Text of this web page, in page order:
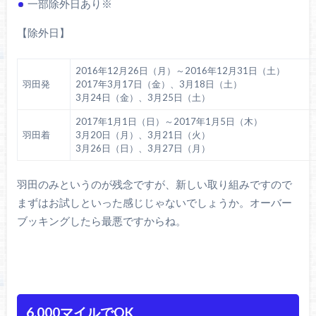
一部除外日あり※
【除外日】
羽田発
2016年12月26日（月）～2016年12月31日（土）
2017年3月17日（金）、3月18日（土）
3月24日（金）、3月25日（土）
羽田着
2017年1月1日（日）～2017年1月5日（木）
3月20日（月）、3月21日（火）
3月26日（日）、3月27日（月）
羽田のみというのが残念ですが、新しい取り組みですので
まずはお試しといった感じじゃないでしょうか。オーバー
ブッキングしたら最悪ですからね。
6,000マイルでOK